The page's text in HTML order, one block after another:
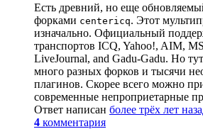
Есть древний, но еще
форками centericq. Этот
изначально. Официальный
транспортов ICQ, Yahoo!, AIM,
LiveJournal, and Gadu-Gadu. Но
много разных форков и тысячи
плагинов. Скорее всего можно
современные непроприетарные
Ответ написан более трёх лет
4 комментария